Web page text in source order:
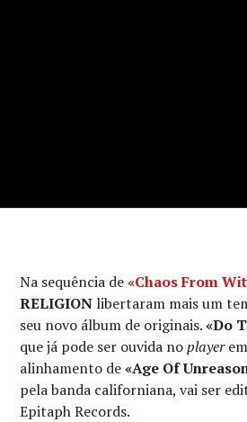
Na sequência de«Chaos From
RELIGION libertaram mais um
seu novo álbum de originais.«Do
que já pode ser ouvida noplayer
alinhamento de«Age Of
pela banda californiana, vai ser
Epitaph Records.